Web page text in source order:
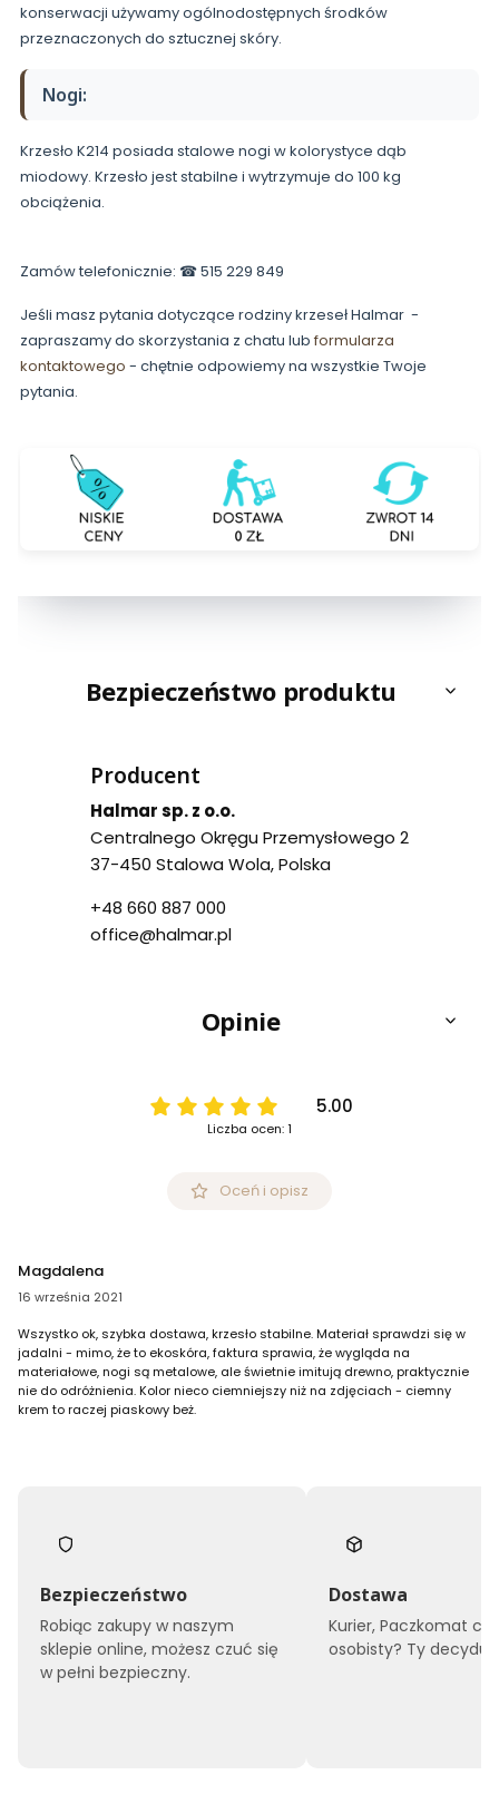
konserwacji używamy ogólnodostępnych środków
przeznaczonych do sztucznej skóry.
Nogi:
Krzesło K214 posiada stalowe nogi w kolorystyce dąb
miodowy. Krzesło jest stabilne i wytrzymuje do 100 kg
obciążenia.
Zamów telefonicznie: ☎ 515 229 849
Jeśli masz pytania dotyczące rodziny krzeseł Halmar -
zapraszamy do skorzystania z chatu lub formularza
kontaktowego - chętnie odpowiemy na wszystkie Twoje
pytania.
Bezpieczeństwo produktu
Producent
Halmar sp. z o.o.
Centralnego Okręgu Przemysłowego 2
37-450 Stalowa Wola, Polska
+48 660 887 000
office@halmar.pl
Opinie
5.00
Liczba ocen: 1
Oceń i opisz
Magdalena
16 września 2021
Wszystko ok, szybka dostawa, krzesło stabilne. Materiał sprawdzi się w
jadalni - mimo, że to ekoskóra, faktura sprawia, że wygląda na
materiałowe, nogi są metalowe, ale świetnie imitują drewno, praktycznie
nie do odróżnienia. Kolor nieco ciemniejszy niż na zdjęciach - ciemny
krem to raczej piaskowy beż.
Bezpieczeństwo
Robiąc zakupy w naszym
sklepie online, możesz czuć się
w pełni bezpieczny.
Dostawa
Kurier, Paczkomat
osobisty? Ty